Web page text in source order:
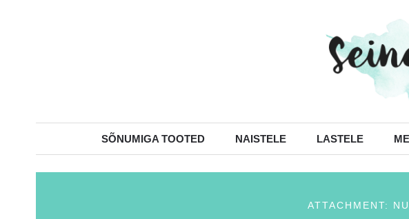
SÕNUMIGA TOOTED NAISTELE LASTELE
ATTACHMENT: